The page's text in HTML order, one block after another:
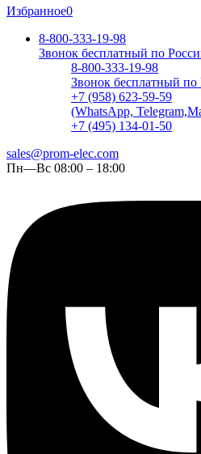
Избранное0
8-800-333-19-98
Звонок бесплатный по
8-800-333-19-98
Звонок бесплатный по
+7 (958) 623-59-59
(WhatsApp,
+7 (495) 134-01-50
sales@prom-elec.com
Пн—Вс 08:00 – 18:00